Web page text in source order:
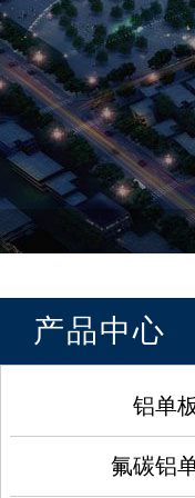
产品中心
铝单
氟碳铝